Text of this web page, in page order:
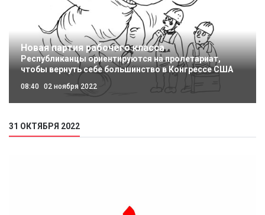
Новая партия рабочего класса
Республиканцы ориентируются на пролетариат,
чтобы вернуть себе большинство в Конгрессе США
08:40 02 ноября 2022
31 ОКТЯБРЯ 2022